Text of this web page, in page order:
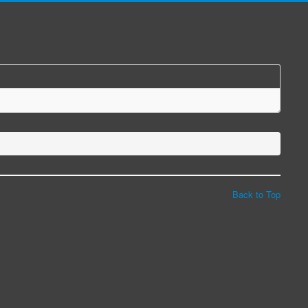
Back to Top